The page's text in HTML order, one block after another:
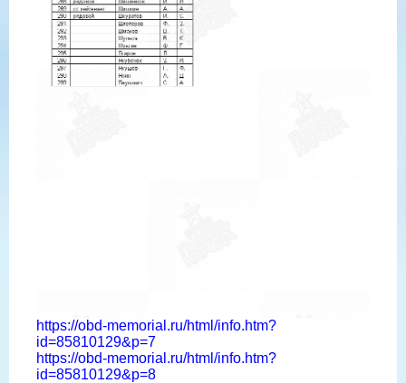
https://obd-memorial.ru/html/info.htm?
id=85810129&p=7
https://obd-memorial.ru/html/info.htm?
id=85810129&p=8